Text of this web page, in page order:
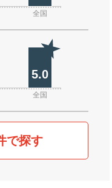
全国
5.0
全国
で探す